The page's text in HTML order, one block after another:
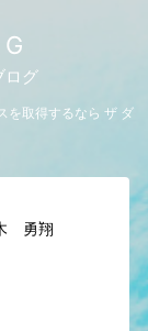
ログ
を取得するなら ザ ダ
勇翔